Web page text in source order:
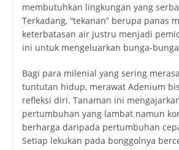
membutuhkan lingkungan yang
Terkadang, “tekanan” berupa panas
keterbatasan air justru menjadi
ini untuk mengeluarkan bunga-
Bagi para milenial yang sering
tuntutan hidup, merawat Adenium
refleksi diri. Tanaman ini
pertumbuhan yang lambat namun
berharga daripada pertumbuhan
Setiap lekukan pada bonggolnya